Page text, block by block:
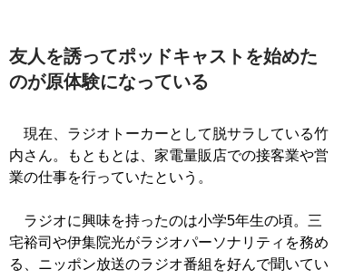
友人を誘ってポッドキャストを始めた
のが原体験になっている
現在、ラジオトーカーとして脱サラしている竹
内さん。もともとは、家電量販店での接客業や営
業の仕事を行っていたという。
ラジオに興味を持ったのは小学5年生の頃。三
宅裕司や伊集院光がラジオパーソナリティを務め
る、ニッポン放送のラジオ番組を好んで聞いてい